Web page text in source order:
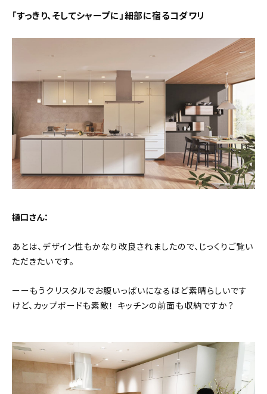
「すっきり、そしてシャープに」細部に宿るコダワリ
樋口さん：
あとは、デザイン性もかなり改良されましたので、じっくりご覧い
ただきたいです。
ーーもうクリスタルでお腹いっぱいになるほど素晴らしいです
けど、カップボードも素敵！ キッチンの前面も収納ですか？